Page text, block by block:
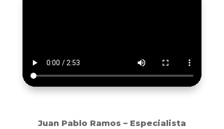
Juan Pablo Ramos – Especialista